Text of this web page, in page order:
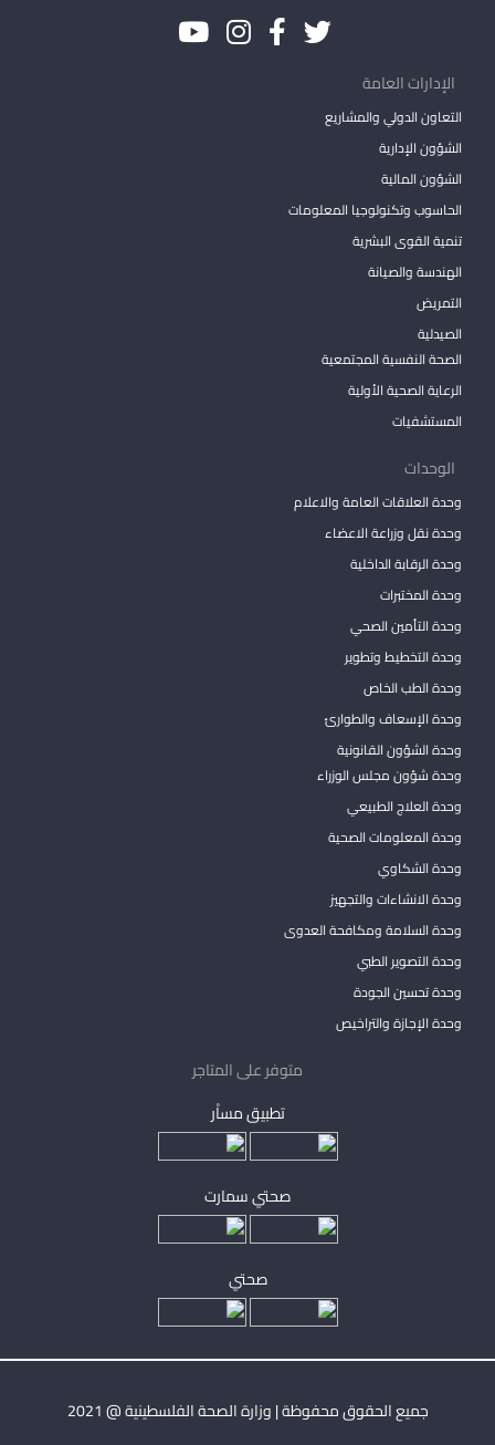
الإدارات العامة
التعاون الدولي والمشاريع
الشؤون الإدارية
الشؤون المالية
الحاسوب وتكنولوجيا المعلومات
تنمية القوى البشرية
الهندسة والصيانة
التمريض
الصيدلية
الصحة النفسية المجتمعية
الرعاية الصحية الأولية
المستشفيات
الوحدات
وحدة العلاقات العامة والاعلام
وحدة نقل وزراعة الاعضاء
وحدة الرقابة الداخلية
وحدة المختبرات
وحدة التأمين الصحي
وحدة التخطيط وتطوير
وحدة الطب الخاص
وحدة الإسعاف والطوارئ
وحدة الشؤون القانونية
وحدة شؤون مجلس الوزراء
وحدة العلاج الطبيعي
وحدة المعلومات الصحية
وحدة الشكاوي
وحدة الانشاءات والتجهيز
وحدة السلامة ومكافحة العدوى
وحدة التصوير الطبي
وحدة تحسين الجودة
وحدة الإجازة والتراخيص
متوفر على المتاجر
تطبيق مساْر
صحتي سمارت
صحتي
جميع الحقوق محفوظة | وزارة الصحة الفلسطينية @ 2021